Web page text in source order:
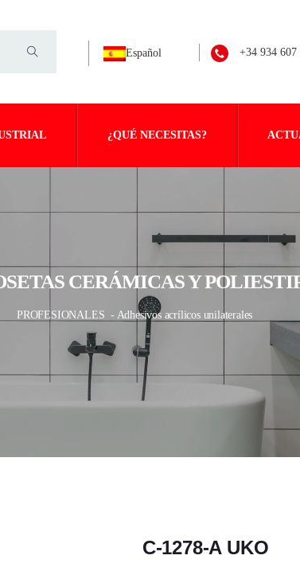
Español +34 934 607
¿QUÉ NECESITAS?
CERÁMICAS Y
PROFESIONALES - Adhesivos acrílicos unilaterales
C-1278-A UKO